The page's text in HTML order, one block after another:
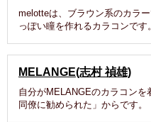
melotteは、ブラウン系のカラ
っぽい瞳を作れるカラコンで
MELANGE(志村 禎雄)
自分がMELANGEのカラコン
同僚に勧められた」からです